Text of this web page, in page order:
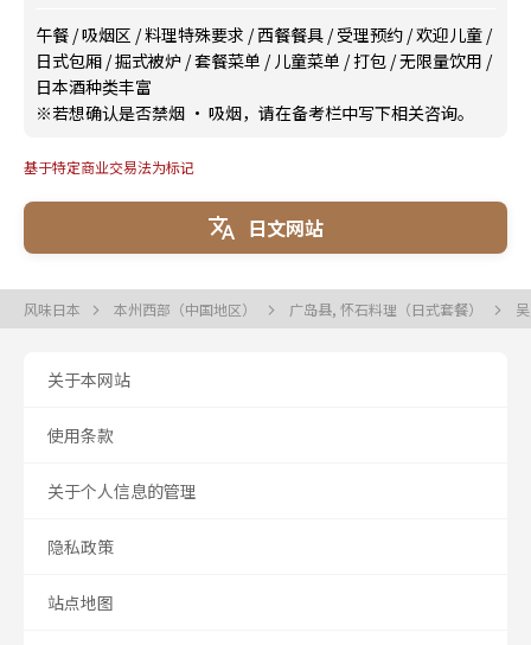
午餐 /吸烟区 /料理特殊要求 /西餐餐具 /受理预约 /欢迎儿童 /
日式包厢 /掘式被炉 /套餐菜单 /儿童菜单 /打包 /无限量饮用 /
日本酒种类丰富
※若想确认是否禁烟 · 吸烟，请在备考栏中写下相关咨询。
基于特定商业交易法为标记
日文网站
风味日本 本州西部（中国地区） 广岛县, 怀石料理（日式套餐）
关于本网站
使用条款
关于个人信息的管理
隐私政策
站点地图